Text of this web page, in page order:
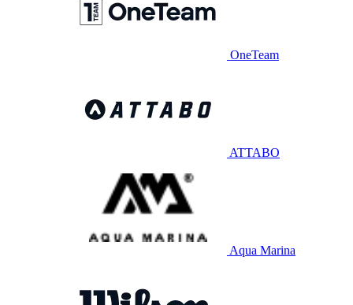
OneTeam
ATTABO
Aqua Marina